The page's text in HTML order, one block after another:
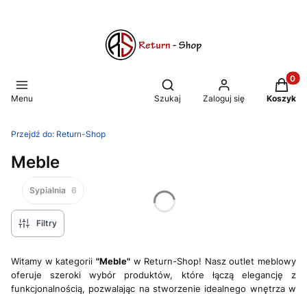
Menu
Otwórz wyszukiwarkę
Szukaj Zaloguj się Koszyk
Przejdź do: Return-Shop
Meble
Sypialnia 6
Filtry
Witamy w kategorii "Meble"w Return-Shop! Nasz outlet meblowy
oferuje szeroki wybór produktów, które łączą elegancję z
funkcjonalnością, pozwalając na stworzenie idealnego wnętrza w